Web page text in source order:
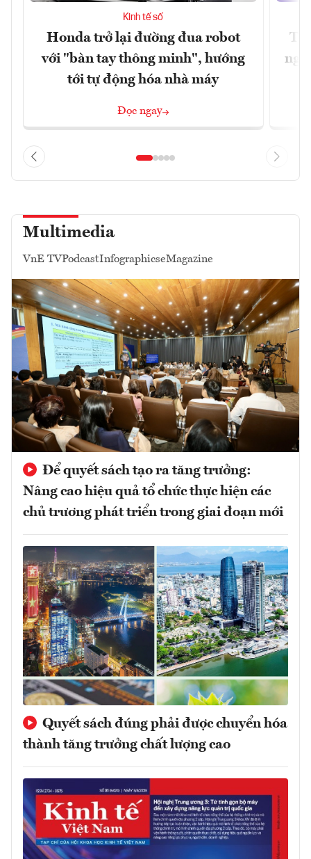
Kinh tế số
Honda trở lại đường đua robot
với "bàn tay thông minh", hướng
tới tự động hóa nhà máy
Đọc ngay
Multimedia
VnE TVPodcastInfographicseMagazine
Để quyết sách tạo ra tăng trưởng:
Nâng cao hiệu quả tổ chức thực hiện các
chủ trương phát triển trong giai đoạn mới
Quyết sách đúng phải được chuyển hóa
thành tăng trưởng chất lượng cao